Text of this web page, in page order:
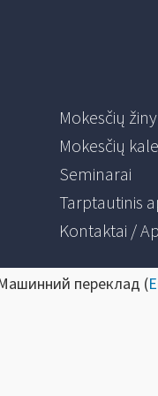
Mokesčių
Mokesčių
Seminarai
Tarptautinis
Kontaktai /
переклад (